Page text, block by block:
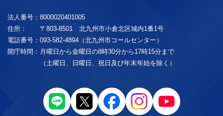
法人番号： 8000020401005
住所：
〒803-8501 北九州市小倉北区城内1番1号
電話番号： 093-582-4894（北九州市コールセンター）
開庁時間： 月曜日から金曜日の8時30分から17時15分まで
（土曜日、日曜日、祝日及び年末年始を除く）